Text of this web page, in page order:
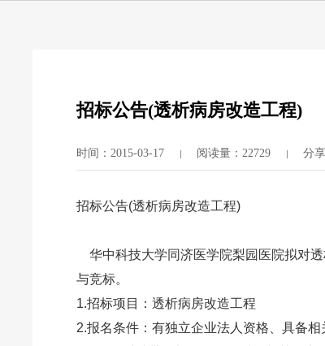
招标公告(透析病房改造工程)
时间：2015-03-17 阅读量：22729 分享
招标公告(透析病房改造工程)
华中科技大学同济医学院梨园医院拟对
与竞标。
1.招标项目：透析病房改造工程
2.报名条件：有独立企业法人资格、具备